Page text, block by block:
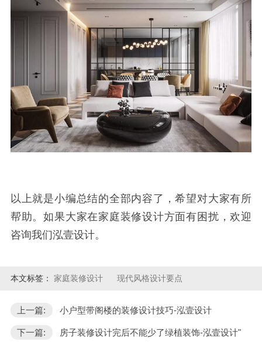
以上就是小编总结的全部内容了，希望对大家有所
帮助。如果大家在家庭装修设计方面有困扰，欢迎
咨询我们泓壹设计。
本文标签： 家庭装修设计 现代风格设计要点
上一篇: 小户型带阁楼的装修设计技巧-泓壹设计
下一篇: 房子装修设计完后不能少了绿植装饰-泓壹设计"